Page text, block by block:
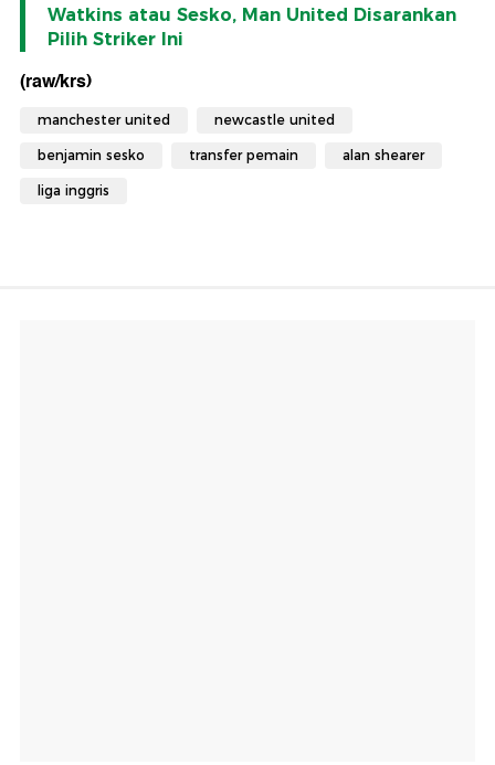
Watkins atau Sesko, Man United Disarankan
Pilih Striker Ini
(raw/krs)
manchester united newcastle united
benjamin sesko transfer pemain alan shearer
liga inggris